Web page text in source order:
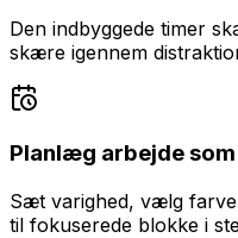
Den indbyggede timer
skære igennem
Planlæg arbejde
Sæt varighed, vælg
til fokuserede blokke i